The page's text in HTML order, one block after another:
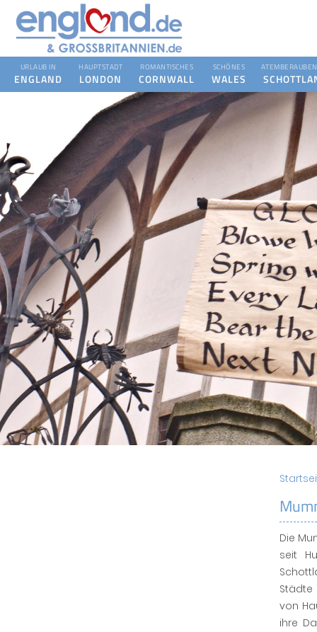
URLAUB IN
ENGLAND
HAUPTSTADT
LONDON
ROMANTISCHES
CORNWALL
SCHÖNES
WALES
Die
seit
Städte
von
ihre